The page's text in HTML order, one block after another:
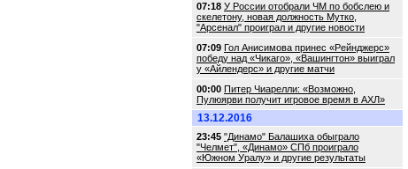
07:18 У России отобрали ЧМ по бобслею и
скелетону, новая должность Мутко,
"Арсенал" проиграл и другие новости
07:09 Гол Анисимова принес «Рейнджерс»
победу над «Чикаго», «Вашингтон» выиграл
у «Айлендерс» и другие матчи
00:00 Питер Чиарелли: «Возможно,
Пулюярви получит игровое время в АХЛ»
13.12.2016
23:45 "Динамо" Балашиха обыграло
"Челмет", «Динамо» СПб проиграло
«Южном Уралу» и другие результаты